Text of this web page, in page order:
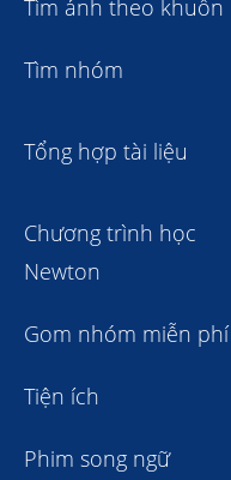
Tìm ảnh theo khuôn
Tìm nhóm
Tổng hợp tài liệu
Chương trình học
Newton
Gom nhóm miễn phí
Tiện ích
Phim song ngữ